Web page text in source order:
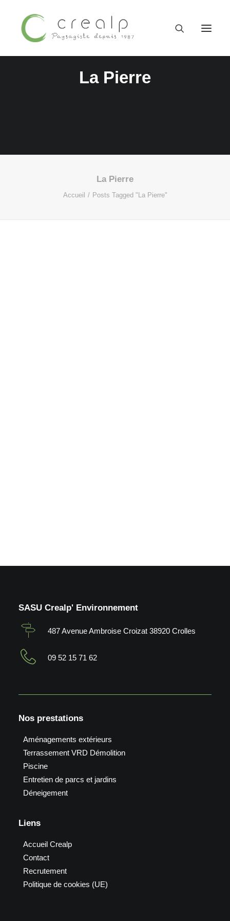
09 52 15 71 62
La Pierre
La Pierre
Accueil Posts Tagged "La Pierre"
SASU Crealp' Environnement
487 Avenue Ambroise Croizat 38920 Crolles
09 52 15 71 62
Nos prestations
Aménagements extérieurs
Terrassement VRD Démolition
Piscine
Entretien de parcs et jardins
Déneigement
Liens
Accueil Crealp
Contact
Recrutement
Politique de cookies (UE)